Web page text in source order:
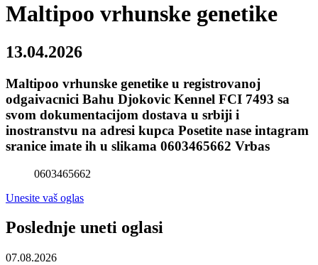
Maltipoo vrhunske genetike
13.04.2026
Maltipoo vrhunske genetike u registrovanoj
odgaivacnici Bahu Djokovic Kennel FCI 7493 sa
svom dokumentacijom dostava u srbiji i
inostranstvu na adresi kupca Posetite nase intagram
sranice imate ih u slikama 0603465662 Vrbas
0603465662
Unesite vaš oglas
Poslednje uneti oglasi
07.08.2026